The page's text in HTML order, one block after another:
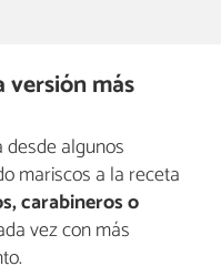
versión más
algunos
mariscos a la receta
carabineros o
vez con más